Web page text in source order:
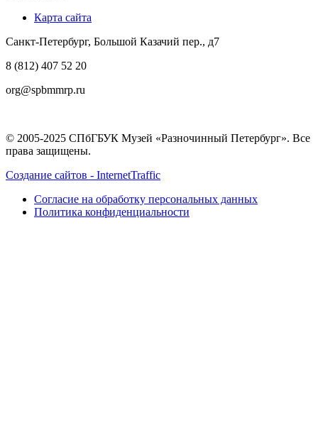
Карта сайта
Санкт-Петербург, Большой Казачий пер., д7
8 (812) 407 52 20
org@spbmmrp.ru
© 2005-2025 СПбГБУК Музей «Разночинный Петербург». Все
права защищены.
Создание сайтов - InternetTraffic
Согласие на обработку персональных данных
Политика конфиденциальности